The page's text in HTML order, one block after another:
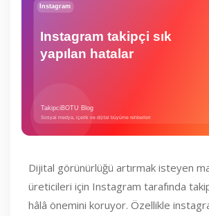
Dijital görünürlüğü artırmak isteyen
üreticileri için Instagram tarafında
hâlâ önemini koruyor. Özellikle